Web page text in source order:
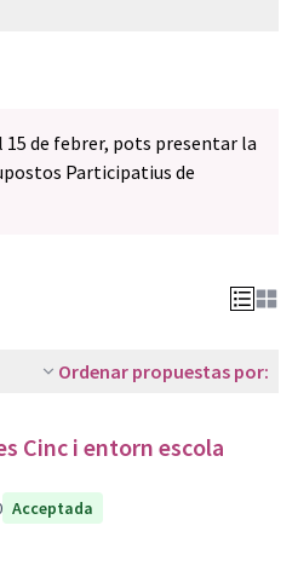
15 de febrer, pots presentar la
Participatius de
Ordenar propuestas por:
Cinc i entorn escola
Acceptada